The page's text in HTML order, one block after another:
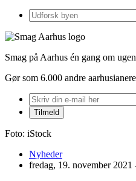
Smag på Aarhus én gang om ugen
Gør som 6.000 andre
Foto: iStock
Nyheder
fredag, 19. november 2021